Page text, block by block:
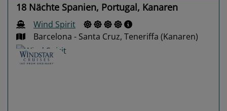
18 Nächte Spanien, Portugal, Kanaren
Wind Spirit
Barcelona - Santa Cruz, Teneriffa (Kanaren)